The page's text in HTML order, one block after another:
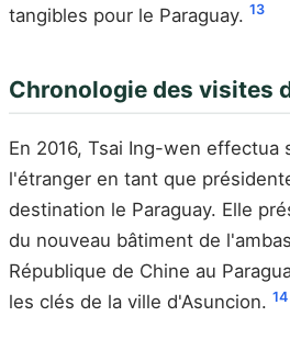
tangibles pour le Paraguay. 13
Chronologie des visites
En 2016, Tsai Ing-wen effectua
l'étranger en tant que
destination le Paraguay. Elle
du nouveau bâtiment de
République de Chine au
les clés de la ville d'Asuncion. 14